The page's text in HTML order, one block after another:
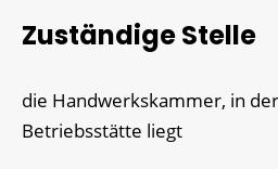
Zuständige Stelle
die Handwerkskammer, in
Betriebsstätte liegt